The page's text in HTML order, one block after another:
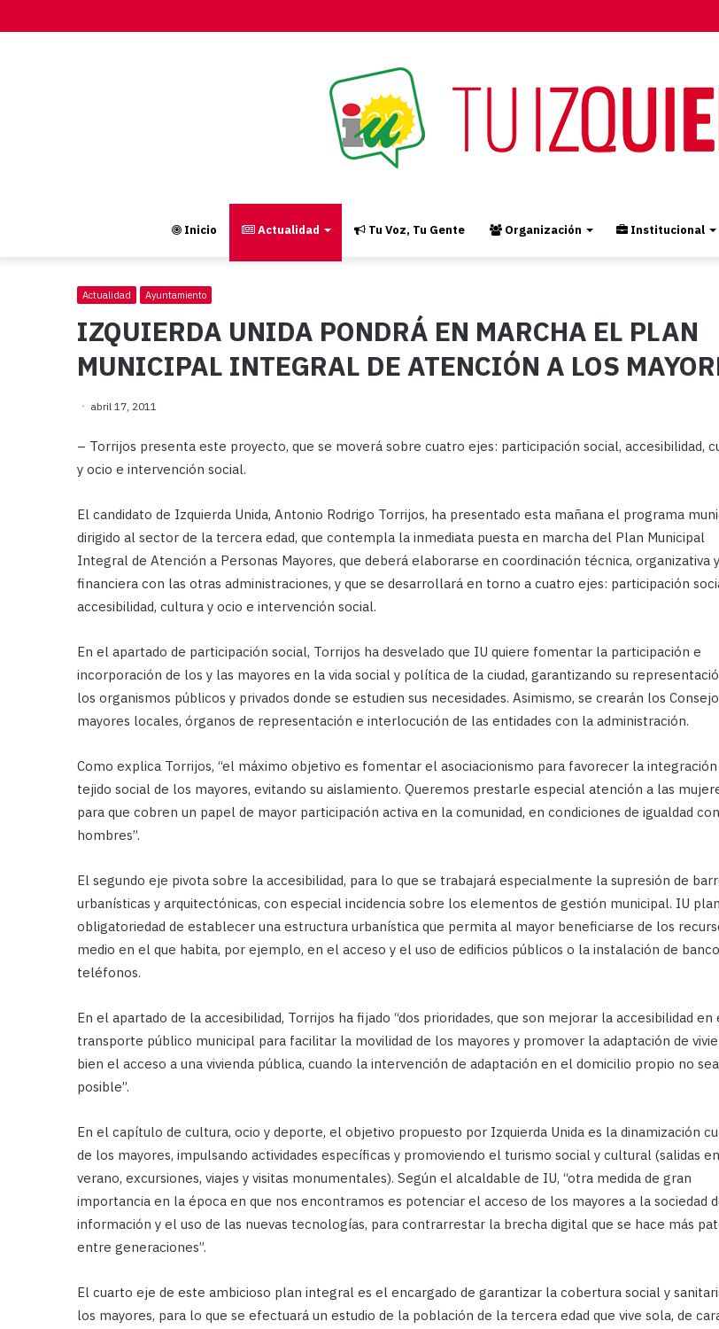
Inicio Actualidad Tu Voz, Tu Gente Organización Institucional
Actualidad Ayuntamiento
IZQUIERDA UNIDA PONDRÁ EN MARCHA EL PLAN
MUNICIPAL INTEGRAL DE ATENCIÓN A LOS
abril 17, 2011
– Torrijos presenta este proyecto, que se moverá sobre cuatro ejes: participación social, accesibilidad,
y ocio e intervención social.
El candidato de Izquierda Unida, Antonio Rodrigo Torrijos, ha presentado esta mañana el programa
dirigido al sector de la tercera edad, que contempla la inmediata puesta en marcha del Plan Municipal
Integral de Atención a Personas Mayores, que deberá elaborarse en coordinación técnica, organizativa y
financiera con las otras administraciones, y que se desarrollará en torno a cuatro ejes: participación
accesibilidad, cultura y ocio e intervención social.
En el apartado de participación social, Torrijos ha desvelado que IU quiere fomentar la participación e
incorporación de los y las mayores en la vida social y política de la ciudad, garantizando su
los organismos públicos y privados donde se estudien sus necesidades. Asimismo, se crearán los
mayores locales, órganos de representación e interlocución de las entidades con la administración.
Como explica Torrijos, “el máximo objetivo es fomentar el asociacionismo para favorecer la
tejido social de los mayores, evitando su aislamiento. Queremos prestarle especial atención a las
para que cobren un papel de mayor participación activa en la comunidad, en condiciones de igualdad
hombres”.
El segundo eje pivota sobre la accesibilidad, para lo que se trabajará especialmente la supresión de
urbanísticas y arquitectónicas, con especial incidencia sobre los elementos de gestión municipal. IU
obligatoriedad de establecer una estructura urbanística que permita al mayor beneficiarse de los
medio en el que habita, por ejemplo, en el acceso y el uso de edificios públicos o la instalación de
teléfonos.
En el apartado de la accesibilidad, Torrijos ha fijado “dos prioridades, que son mejorar la accesibilidad en
transporte público municipal para facilitar la movilidad de los mayores y promover la adaptación de
bien el acceso a una vivienda pública, cuando la intervención de adaptación en el domicilio propio no sea
posible”.
En el capítulo de cultura, ocio y deporte, el objetivo propuesto por Izquierda Unida es la dinamización
de los mayores, impulsando actividades específicas y promoviendo el turismo social y cultural (salidas en
verano, excursiones, viajes y visitas monumentales). Según el alcaldable de IU, “otra medida de gran
importancia en la época en que nos encontramos es potenciar el acceso de los mayores a la sociedad
información y el uso de las nuevas tecnologías, para contrarrestar la brecha digital que se hace más
entre generaciones”.
El cuarto eje de este ambicioso plan integral es el encargado de garantizar la cobertura social y
los mayores, para lo que se efectuará un estudio de la población de la tercera edad que vive sola, de